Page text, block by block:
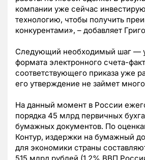
компании уже сейчас
технологию, чтобы получить
конкурентами», – добавляет
Следующий необходимый шаг —
формата электронного счета-
соответствующего приказа уже
его утверждение не займет
На данный момент в России
порядка 45 млрд первичных
бумажных документов. По
Контур, издержки на бумажный
для экономики страны